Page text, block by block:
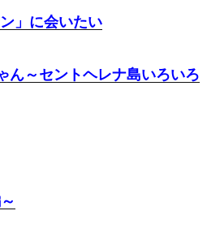
」に会いたい
～セントヘレナ島いろいろ